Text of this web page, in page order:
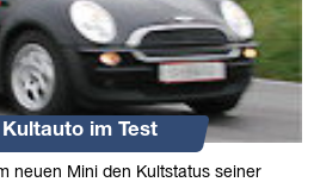
im Test
neuen Mini den Kultstatus seiner